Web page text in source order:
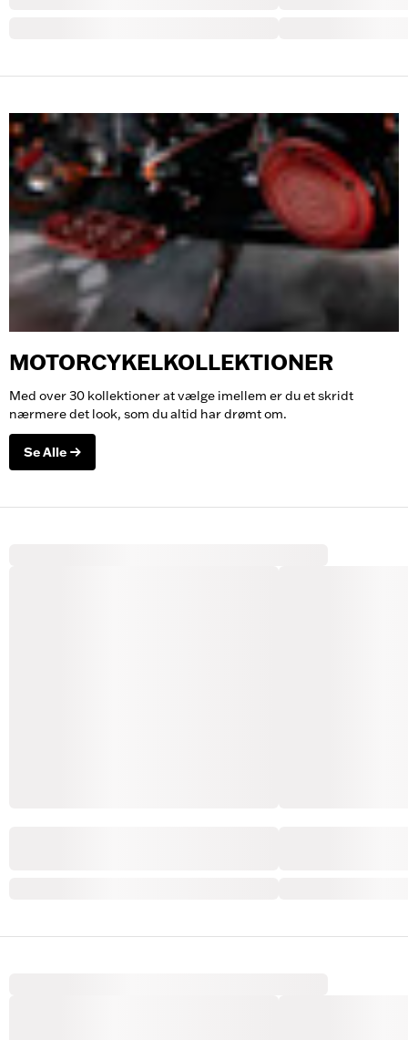
MOTORCYKELKOLLEKTIONER
Med over 30 kollektioner at vælge imellem er du et skridt
nærmere det look, som du altid har drømt om.
Se Alle